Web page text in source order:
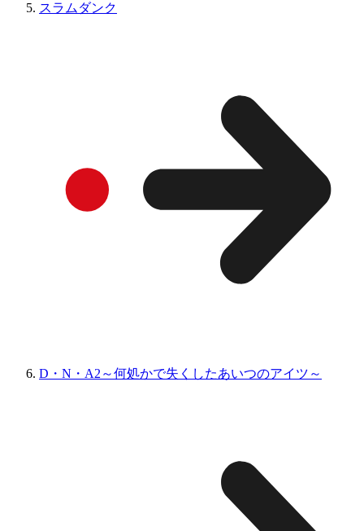
スラムダンク
D・N・A2～何処かで失くしたあいつのアイツ～